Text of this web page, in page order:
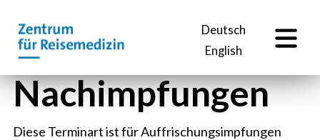
Deutsch
English
Nach­impfungen
Diese Terminart ist für Auffrischungsimpfungen